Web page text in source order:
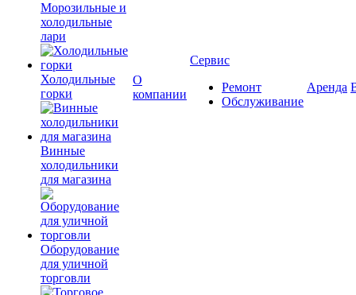
Морозильные и
холодильные
лари
Холодильные
горки
Винные
холодильники
для магазина
Оборудование
для уличной
торговли
О
компании
Сервис
Ремонт
Обслуживание
Аренда